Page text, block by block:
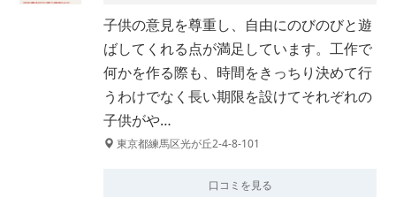
子供の意見を尊重し、自由にのびのびと遊
ばしてくれる点が満足しています。工作で
何かを作る際も、時間をきっちり決めて行
うわけでなく長い期限を設けてそれぞれの
子供がや…
東京都練馬区光が丘2-4-8-101
口コミを見る